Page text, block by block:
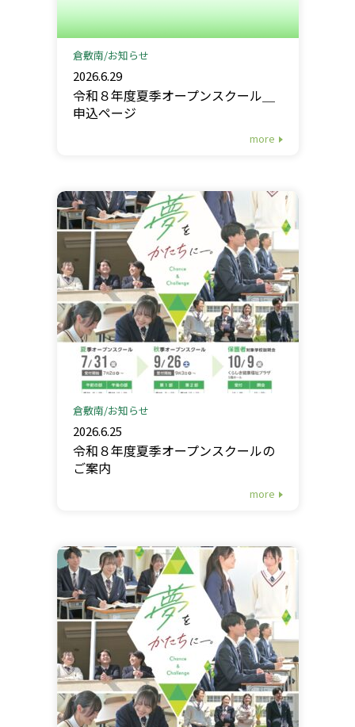
倉敷南 お知らせ
2026.6.29
令和８年度夏季オープンスクール＿
申込ページ
more
倉敷南 お知らせ
2026.6.25
令和８年度夏季オープンスクールの
ご案内
more